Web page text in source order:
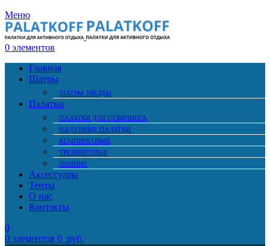
Меню
0 элементов
Главная
Шатры
ШАТРЫ ЗВЕЗДЫ
Палатки
ПАЛАТКИ ДЛЯ ГЛЭМПИНГА
НАДУВНЫЕ ПАЛАТКИ
КЕМПИНГОВЫЕ
ТРЕКИНГОВЫЕ
ЗИМНИЕ
Аксессуары
Тенты
О нас
Контакты
0
0 элементов 0 руб.